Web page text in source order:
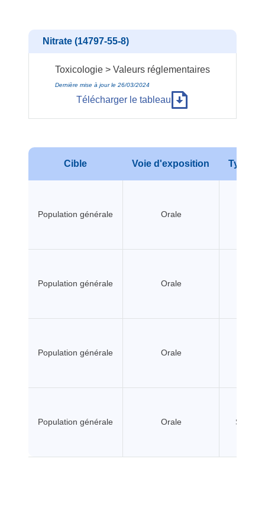
Nitrate (14797-55-8)
Toxicologie > Valeurs réglementaires
Dernière mise à jour le 26/03/2024
Télécharger le tableau
Cible Voie d'exposition Type
Population générale Orale
Population générale Orale
Population générale Orale
Population générale Orale Sans